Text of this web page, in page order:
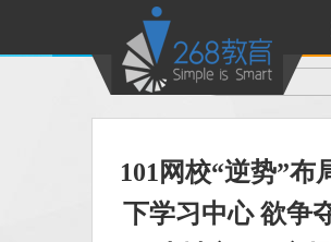
101网校“逆势”布
下学习中心 欲争